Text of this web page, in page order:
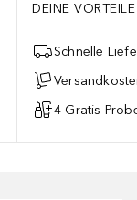
DEINE VORTEILE
Schnelle
4 Gratis-